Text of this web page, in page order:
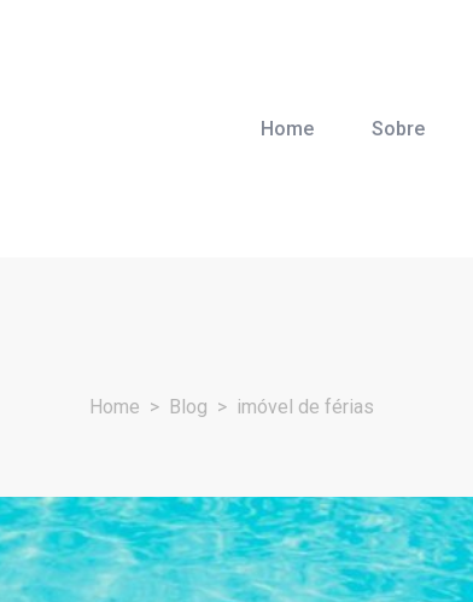
Home Sobre
Home Blog imóvel de férias